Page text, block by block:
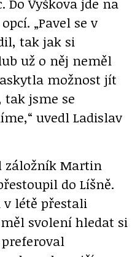
„Pavel se v
tak jak si
už o něj neměl
možnost jít
tak jsme se
uvedl Ladislav
záložník Martin
do Líšně.
v létě přestali
svolení hledat si